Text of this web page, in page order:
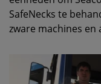
SafeNecks te
zware machines en